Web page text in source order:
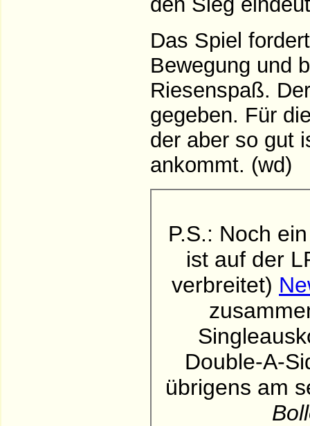
Das Spiel
Bewegung und
Riesenspaß.
gegeben. Für
der aber so gut
ankommt. (wd)
P.S.: Noch
ist auf der
verbreitet)
Double-A-
übrigens am